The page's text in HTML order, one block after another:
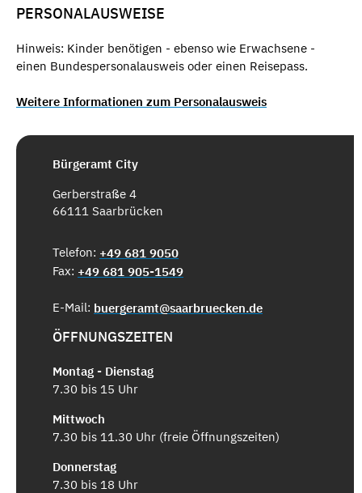
PERSONALAUSWEISE
Hinweis: Kinder benötigen - ebenso wie Erwachsene -
einen Bundespersonalausweis oder einen Reisepass.
Weitere Informationen zum Personalausweis
Bürgeramt City
Gerberstraße 4
66111 Saarbrücken
Telefon: +49 681 9050
Fax: +49 681 905-1549
E-Mail: buergeramt@saarbruecken.de
ÖFFNUNGSZEITEN
Montag - Dienstag
7.30 bis 15 Uhr
Mittwoch
7.30 bis 11.30 Uhr (freie Öffnungszeiten)
Donnerstag
7.30 bis 18 Uhr